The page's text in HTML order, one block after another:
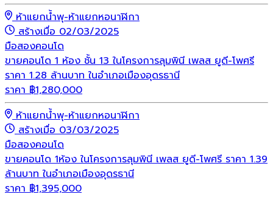
ห้าแยกน้ำพุ-ห้าแยกหอนาฬิกา
สร้างเมื่อ 02/03/2025
มือสองคอนโด
ขายคอนโด 1 ห้อง ชั้น 13 ในโครงการลุมพินี เพลส ยูดี-โพศรี
ราคา 1.28 ล้านบาท ในอำเภอเมืองอุดรธานี
ราคา ฿1,280,000
ห้าแยกน้ำพุ-ห้าแยกหอนาฬิกา
สร้างเมื่อ 03/03/2025
มือสองคอนโด
ขายคอนโด 1ห้อง ในโครงการลุมพินี เพลส ยูดี-โพศรี ราคา 1.39
ล้านบาท ในอำเภอเมืองอุดรธานี
ราคา ฿1,395,000